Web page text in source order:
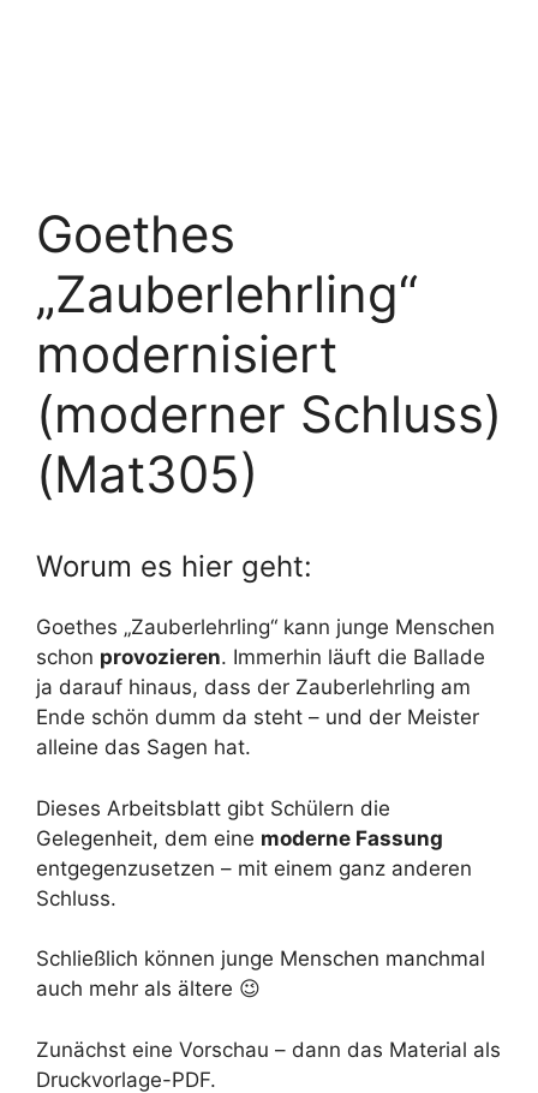
Goethes
„Zauberlehrling“
modernisiert
(moderner Schluss)
(Mat305)
Worum es hier geht:
Goethes „Zauberlehrling“ kann junge Menschen
schon provozieren. Immerhin läuft die Ballade
ja darauf hinaus, dass der Zauberlehrling am
Ende schön dumm da steht – und der Meister
alleine das Sagen hat.
Dieses Arbeitsblatt gibt Schülern die
Gelegenheit, dem eine moderne Fassung
entgegenzusetzen – mit einem ganz anderen
Schluss.
Schließlich können junge Menschen manchmal
auch mehr als ältere 😉
Zunächst eine Vorschau – dann das Material als
Druckvorlage-PDF.